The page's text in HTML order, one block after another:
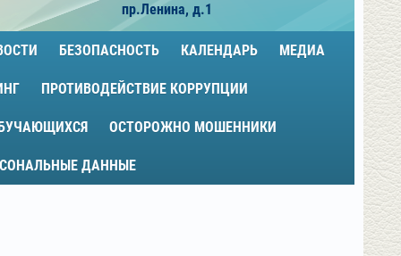
пр.Ленина, д.1
БЕЗОПАСНОСТЬ КАЛЕНДАРЬ МЕДИА
ПРОТИВОДЕЙСТВИЕ КОРРУПЦИИ
ОСТОРОЖНО МОШЕННИКИ
ДАННЫЕ